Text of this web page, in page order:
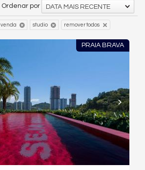
Ordenar por DATA MAIS RECENTE
venda studio remover todos
PRAIA BRAVA